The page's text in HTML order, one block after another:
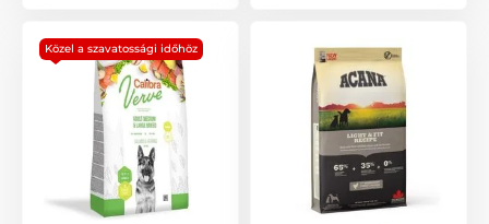
Közel a szavatossági időhöz